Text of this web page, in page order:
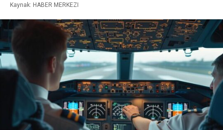
WhatsApp İhbar
Hattı
Facebook
Kaynak: HABER MERKEZI